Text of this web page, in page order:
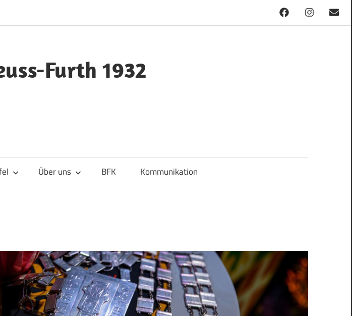
FacebookInstagram
Mail
Furth 1932
Über uns BFK Kommunikation